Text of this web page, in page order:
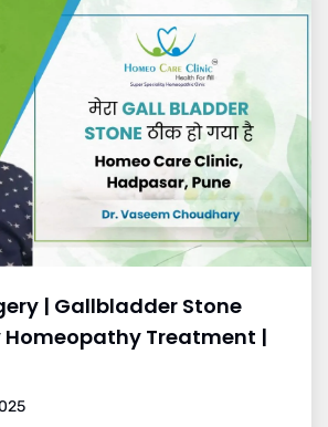
| Gallbladder Stone
Homeopathy Treatment |